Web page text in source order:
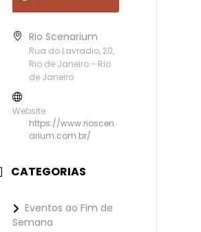
Rio Scenarium
Rua do Lavradio, 20,
Rio de Janeiro - Rio
de Janeiro
Website
https://www.rioscen
arium.com.br/
CATEGORIAS
Eventos ao Fim de
Semana